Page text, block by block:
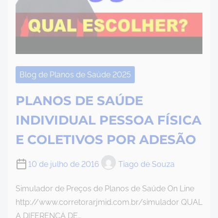
Blog de Planos de Saúde 2025
PLANOS DE SAÚDE
INDIVIDUAL PESSOA FÍSICA
E COLETIVOS POR ADESÃO
10 de julho de 2016 Tiago de Souza
Simulador de Preços de Planos de Saúde On Line
http://www.corretorarjmid.com.br/simulador QUAL
A DIFERENÇA DE…